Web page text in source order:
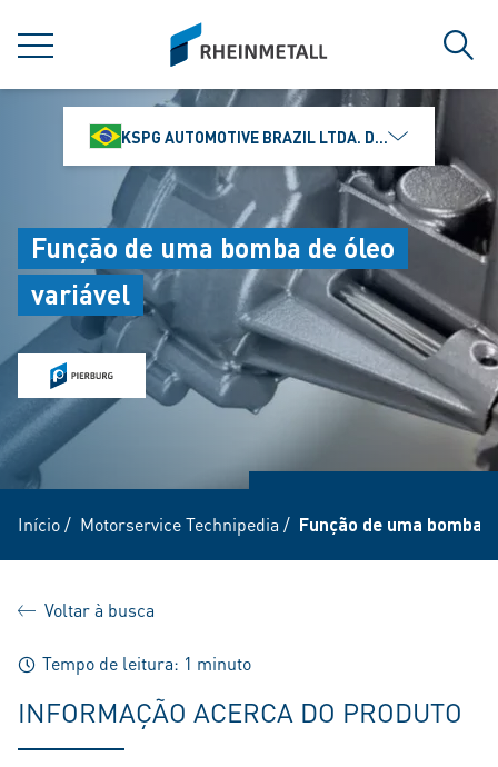
MENU
siteLogo
KSPG AUTOMOTIVE BRAZIL LTDA. DIVISÃO MS
Função de uma bomba de óleo
variável
Início/ Motorservice Technipedia / Função de uma bomba
Voltar à busca
Tempo de leitura: 1 minuto
INFORMAÇÃO ACERCA DO PRODUTO